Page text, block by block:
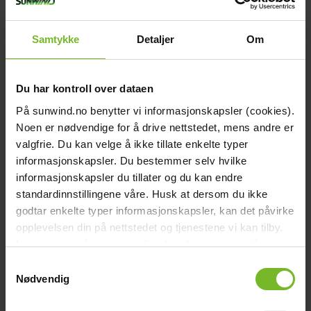
Samtykke Detaljer Om
Du har kontroll over dataen
På sunwind.no benytter vi informasjonskapsler (cookies).
Noen er nødvendige for å drive nettstedet, mens andre er
valgfrie. Du kan velge å ikke tillate enkelte typer
informasjonskapsler. Du bestemmer selv hvilke
informasjonskapsler du tillater og du kan endre
standardinnstillingene våre. Husk at dersom du ikke
godtar enkelte typer informasjonskapsler, kan det påvirke
opplevelsen din på nettstedet og tjenestene vi kan tilby.
Les mer om vårcookiepolicyher. Les mer om våre
Nødvendig
Reservdelar - Grill Urnorsk
Reservdelar - Energi
Reservdelar - Vatten chevron_right
Reservdelar - Wallas chevron_right
close
chevron_left Tillbaka till huvudmenyn Se alla
Energi chevron_right
Kök & Gasol chevron_right
chevron_right
Startsida
Återförsäljare
Sunwind Vetlanda
Sunwind Vetlanda
Adress:Stålvägen 9a, 574 38, Vetlanda